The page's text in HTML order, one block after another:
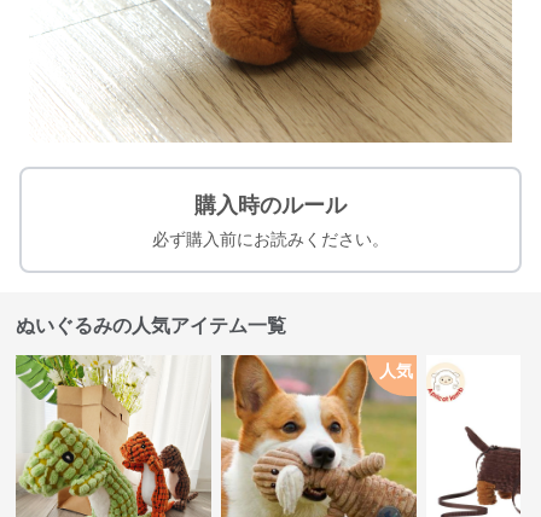
購入時のルール
必ず購入前にお読みください。
ぬいぐるみの人気アイテム一覧
人気